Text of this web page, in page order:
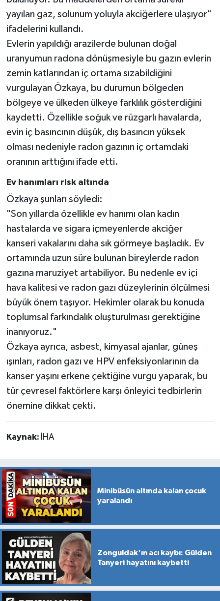
yayılan gaz, solunum yoluyla akciğerlere ulaşıyor"
ifadelerini kullandı.
Evlerin yapıldığı arazilerde bulunan doğal
uranyumun radona dönüşmesiyle bu gazın evlerin
zemin katlarından iç ortama sızabildiğini
vurgulayan Özkaya, bu durumun bölgeden
bölgeye ve ülkeden ülkeye farklılık gösterdiğini
kaydetti. Özellikle soğuk ve rüzgarlı havalarda,
evin iç basıncının düşük, dış basıncın yüksek
olması nedeniyle radon gazının iç ortamdaki
oranının arttığını ifade etti.
Ev hanımları risk altında
Özkaya şunları söyledi:
"Son yıllarda özellikle ev hanımı olan kadın
hastalarda ve sigara içmeyenlerde akciğer
kanseri vakalarını daha sık görmeye başladık. Ev
ortamında uzun süre bulunan bireylerde radon
gazına maruziyet artabiliyor. Bu nedenle ev içi
hava kalitesi ve radon gazı düzeylerinin ölçülmesi
büyük önem taşıyor. Hekimler olarak bu konuda
toplumsal farkındalık oluşturulması gerektiğine
inanıyoruz."
Özkaya ayrıca, asbest, kimyasal ajanlar, güneş
ışınları, radon gazı ve HPV enfeksiyonlarının da
kanser yaşını erkene çektiğine vurgu yaparak, bu
tür çevresel faktörlere karşı önleyici tedbirlerin
önemine dikkat çekti.
Kaynak: İHA
Minibüsün altında kalan çocuk
yaralandı
Zonguldak'ın acı kaybı: Gülden
Tanyeri hayatını kaybetti